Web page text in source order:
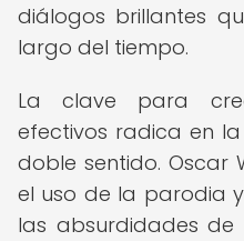
diálogos brillantes
largo del tiempo.
La clave para
efectivos radica en
doble sentido. Oscar
el uso de la parodia
las absurdidades de